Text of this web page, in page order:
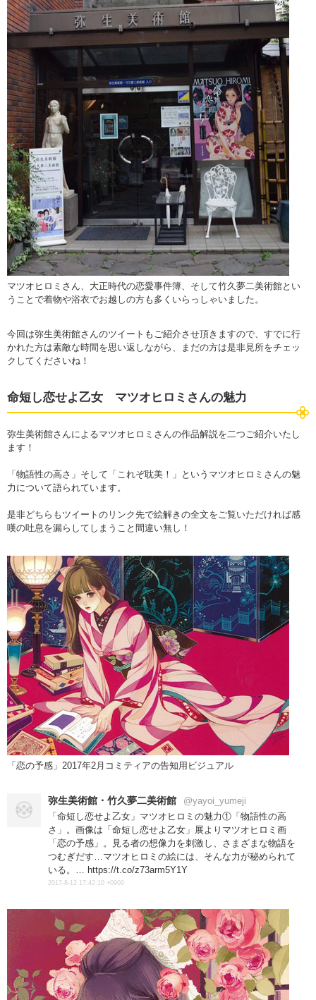
マツオヒロミさん、大正時代の恋愛事件簿、そして竹久夢二美術館とい
うことで着物や浴衣でお越しの方も多くいらっしゃいました。
今回は弥生美術館さんのツイートもご紹介させ頂きますので、すでに行
かれた方は素敵な時間を思い返しながら、まだの方は是非見所をチェッ
クしてくださいね！
命短し恋せよ乙女 マツオヒロミさんの魅力
弥生美術館さんによるマツオヒロミさんの作品解説を二つご紹介いたし
ます！
「物語性の高さ」そして「これぞ耽美！」というマツオヒロミさんの魅
力について語られています。
是非どちらもツイートのリンク先で絵解きの全文をご覧いただければ感
嘆の吐息を漏らしてしまうこと間違い無し！
「恋の予感」2017年2月コミティアの告知用ビジュアル
弥生美術館・竹久夢二美術館
@yayoi_yumeji
「命短し恋せよ乙女」マツオヒロミの魅力①「物語性の高
さ」。画像は「命短し恋せよ乙女」展よりマツオヒロミ画
「恋の予感」。見る者の想像力を刺激し、さまざまな物語を
つむぎだす…マツオヒロミの絵には、そんな力が秘められて
いる。… https://t.co/z73arm5Y1Y
2017-8-12 17:42:10 +0900